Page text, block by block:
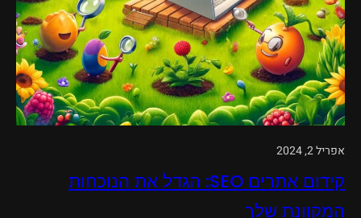
אפריל 2, 2024
קידום אתרים SEO: הגדל את הנוכחות
המקוונת שלך